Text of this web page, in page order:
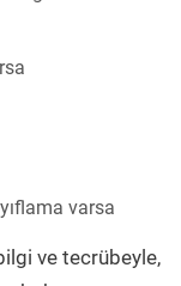
varsa
ve tecrübeyle,